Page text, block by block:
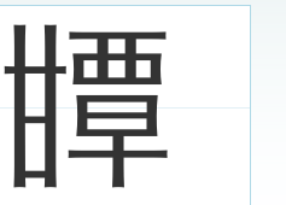
圖
㽑